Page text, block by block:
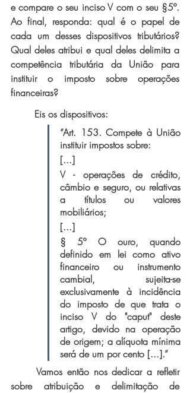
e compare o seu inciso V com o seu §5º.
Ao final, responda: qual é o papel de
cada um desses dispositivos tributários?
Qual deles atribui e qual deles delimita a
competência tributária da União para
instituir o imposto sobre operações
financeiras?
Eis os dispositivos:
“Art. 153. Compete à União
instituir impostos sobre:
[...]
V - operações de crédito,
câmbio e seguro, ou relativas
a títulos ou valores
mobiliários;
[...]
§ 5º O ouro, quando
definido em lei como ativo
financeiro ou instrumento
cambial, sujeita-se
exclusivamente à incidência
do imposto de que trata o
inciso V do "caput" deste
artigo, devido na operação
de origem; a alíquota mínima
será de um por cento [...].”
sobre atribuição e delimitação de